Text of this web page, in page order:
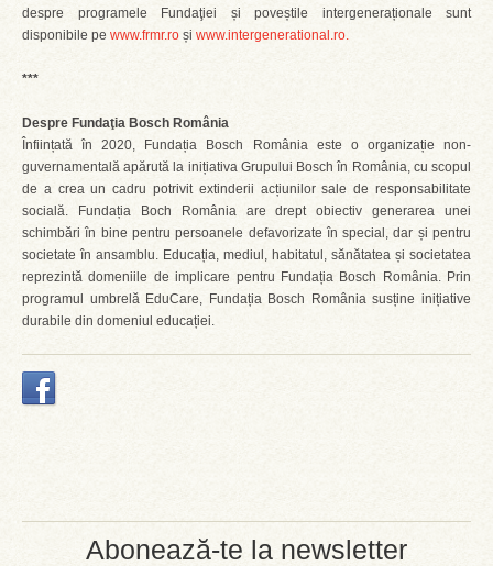
Abonează-te la newsletter
despre programele Fundaţiei și poveștile intergeneraționale sunt
disponibile pe www.frmr.ro și www.intergenerational.ro.
***
Despre Fundaţia Bosch România
Înființată în 2020, Fundația Bosch România este o organizație non-
guvernamentală apărută la inițiativa Grupului Bosch în România, cu scopul
de a crea un cadru potrivit extinderii acțiunilor sale de responsabilitate
socială. Fundația Boch România are drept obiectiv generarea unei
schimbări în bine pentru persoanele defavorizate în special, dar și pentru
societate în ansamblu. Educația, mediul, habitatul, sănătatea și societatea
reprezintă domeniile de implicare pentru Fundația Bosch România. Prin
programul umbrelă EduCare, Fundația Bosch România susține inițiative
durabile din domeniul educației.